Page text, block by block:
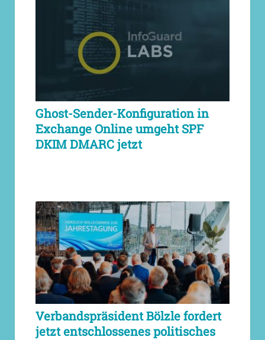
Ghost-Sender-Konfiguration in
Exchange Online umgeht SPF
DKIM DMARC jetzt
Verbandspräsident Bölzle fordert
jetzt entschlossenes politisches